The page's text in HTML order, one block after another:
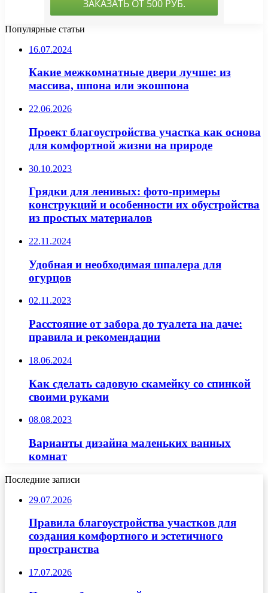
Популярные статьи
16.07.2024
Какие межкомнатные двери лучше: из
массива, шпона или экошпона
22.06.2026
Проект благоустройства участка как основа
для комфортной жизни на природе
30.10.2023
Грядки для ленивых: фото-примеры
конструкций и особенности их обустройства
из простых материалов
22.11.2024
Удобная и необходимая шпалера для
огурцов
02.11.2023
Расстояние от забора до туалета на даче:
правила и рекомендации
18.06.2024
Как сделать садовую скамейку со спинкой
своими руками
08.08.2023
Варианты дизайна маленьких ванных
комнат
Последние записи
29.07.2026
Правила благоустройства участков для
создания комфортного и эстетичного
пространства
17.07.2026